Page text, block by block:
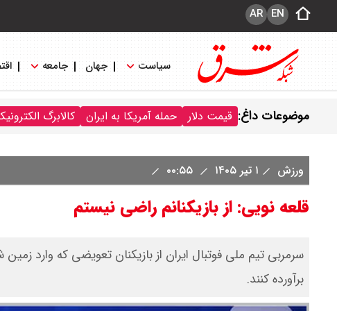
EN
AR
سیاست جهان جامعه
موضوعات داغ: قیمت دلار حمله آمریکا به ایران کالابرگ
ورزش ۱ تیر ۱۴۰۵
قلعه نویی: از بازیکنانم راضی نیستم
سرمربی تیم ملی فوتبال ایران از بازیکنان تعویضی که وارد زمین
برآورده کنند.